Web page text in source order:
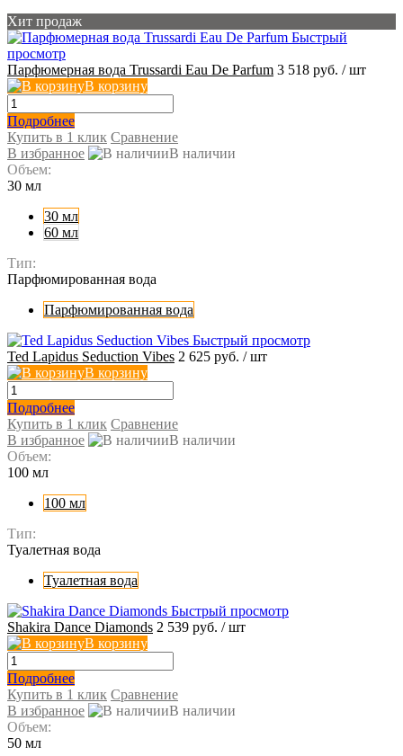
Хит продаж
Быстрый
просмотр
Парфюмерная вода Trussardi Eau De Parfum 3 518 руб. / шт
В корзину
Подробнее
Купить в 1 клик Сравнение
В избранное
В наличии
Объем:
30 мл
30 мл
60 мл
Тип:
Парфюмированная вода
Парфюмированная вода
Быстрый просмотр
Ted Lapidus Seduction Vibes 2 625 руб. / шт
В корзину
Подробнее
Купить в 1 клик Сравнение
В избранное
В наличии
Объем:
100 мл
100 мл
Тип:
Туалетная вода
Туалетная вода
Быстрый просмотр
Shakira Dance Diamonds 2 539 руб. / шт
В корзину
Подробнее
Купить в 1 клик Сравнение
В избранное
В наличии
Объем:
50 мл